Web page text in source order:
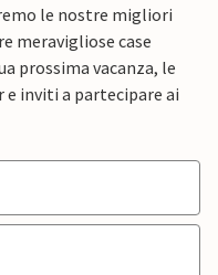
le nostre migliori
meravigliose case
prossima vacanza, le
inviti a partecipare ai